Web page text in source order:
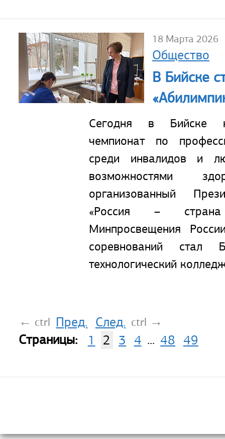
18 Марта 2026
Общество
В Бийске
Сегодня в Бийске
чемпионат по
среди инвалидов и
возможностями
организованный
«Россия –
Минпросвещения
соревнований стал
технологический
← ctrl Пред. След. ctrl →
Страницы: 1 2 3 4 ... 48 49